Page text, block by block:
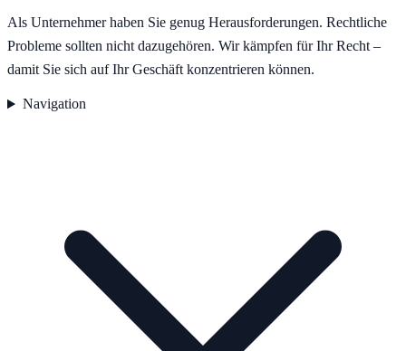
Als Unternehmer haben Sie genug Herausforderungen. Rechtliche
Probleme sollten nicht dazugehören. Wir kämpfen für Ihr Recht –
damit Sie sich auf Ihr Geschäft konzentrieren können.
Navigation